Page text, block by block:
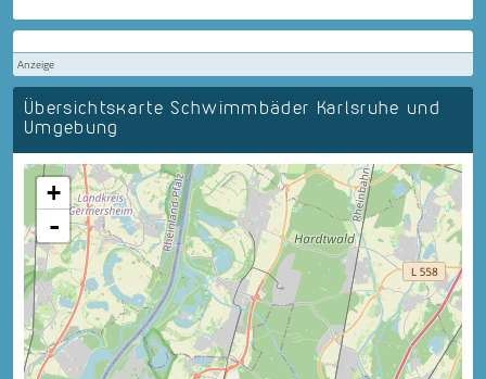
Anzeige
Übersichtskarte Schwimmbäder Karlsruhe und
Umgebung
+
-